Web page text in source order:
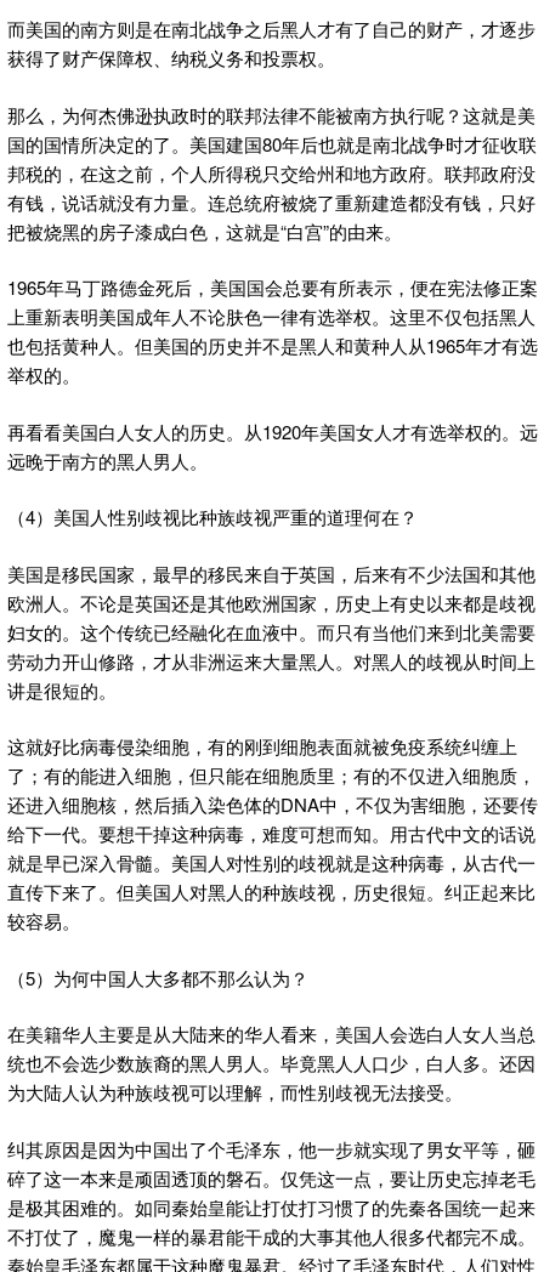
而美国的南方则是在南北战争之后黑人才有了自己的财产，才逐步
获得了财产保障权、纳税义务和投票权。
那么，为何杰佛逊执政时的联邦法律不能被南方执行呢？这就是美
国的国情所决定的了。美国建国80年后也就是南北战争时才征收联
邦税的，在这之前，个人所得税只交给州和地方政府。联邦政府没
有钱，说话就没有力量。连总统府被烧了重新建造都没有钱，只好
把被烧黑的房子漆成白色，这就是“白宫”的由来。
1965年马丁路德金死后，美国国会总要有所表示，便在宪法修正案
上重新表明美国成年人不论肤色一律有选举权。这里不仅包括黑人
也包括黄种人。但美国的历史并不是黑人和黄种人从1965年才有选
举权的。
再看看美国白人女人的历史。从1920年美国女人才有选举权的。远
远晚于南方的黑人男人。
（4）美国人性别歧视比种族歧视严重的道理何在？
美国是移民国家，最早的移民来自于英国，后来有不少法国和其他
欧洲人。不论是英国还是其他欧洲国家，历史上有史以来都是歧视
妇女的。这个传统已经融化在血液中。而只有当他们来到北美需要
劳动力开山修路，才从非洲运来大量黑人。对黑人的歧视从时间上
讲是很短的。
这就好比病毒侵染细胞，有的刚到细胞表面就被免疫系统纠缠上
了；有的能进入细胞，但只能在细胞质里；有的不仅进入细胞质，
还进入细胞核，然后插入染色体的DNA中，不仅为害细胞，还要传
给下一代。要想干掉这种病毒，难度可想而知。用古代中文的话说
就是早已深入骨髓。美国人对性别的歧视就是这种病毒，从古代一
直传下来了。但美国人对黑人的种族歧视，历史很短。纠正起来比
较容易。
（5）为何中国人大多都不那么认为？
在美籍华人主要是从大陆来的华人看来，美国人会选白人女人当总
统也不会选少数族裔的黑人男人。毕竟黑人人口少，白人多。还因
为大陆人认为种族歧视可以理解，而性别歧视无法接受。
纠其原因是因为中国出了个毛泽东，他一步就实现了男女平等，砸
碎了这一本来是顽固透顶的磐石。仅凭这一点，要让历史忘掉老毛
是极其困难的。如同秦始皇能让打仗打习惯了的先秦各国统一起来
不打仗了，魔鬼一样的暴君能干成的大事其他人很多代都完不成。
秦始皇毛泽东都属于这种魔鬼暴君。经过了毛泽东时代，人们对性